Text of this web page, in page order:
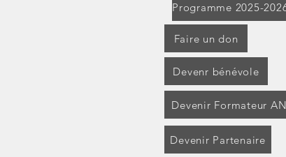
Programme 2025-
Faire un don
Devenr bénévole
Devenir Formateur
Devenir Partenaire